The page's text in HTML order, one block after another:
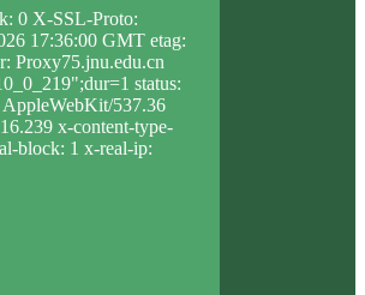
0 X-SSL-Proto:
17:36:00 GMT etag:
Proxy75.jnu.edu.cn
status:
537.36
x-content-type-
block: 1 x-real-ip: